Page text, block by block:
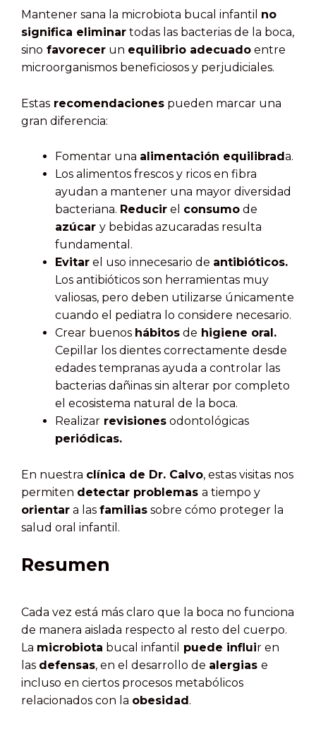
Mantener sana la microbiota bucal infantil no
significa eliminar todas las bacterias de la boca,
sino favorecer un equilibrio adecuado entre
microorganismos beneficiosos y perjudiciales.
Estas recomendaciones pueden marcar una
gran diferencia:
Fomentar una alimentación equilibrad a.
Los alimentos frescos y ricos en fibra
ayudan a mantener una mayor diversidad
bacteriana. Reducir el consumo de
azúcar y bebidas azucaradas resulta
fundamental.
Evitar el uso innecesario de antibióticos.
Los antibióticos son herramientas muy
valiosas, pero deben utilizarse únicamente
cuando el pediatra lo considere necesario.
Crear buenos hábitos de higiene oral.
Cepillar los dientes correctamente desde
edades tempranas ayuda a controlar las
bacterias dañinas sin alterar por completo
el ecosistema natural de la boca.
Realizar revisiones odontológicas
periódicas.
En nuestra clínica de Dr. Calvo, estas visitas nos
permiten detectar problemas a tiempo y
orientar a las familias sobre cómo proteger la
salud oral infantil.
Resumen
Cada vez está más claro que la boca no funciona
de manera aislada respecto al resto del cuerpo.
La microbiota bucal infantil puede influir en
las defensas, en el desarrollo de alergias e
incluso en ciertos procesos metabólicos
relacionados con la obesidad .